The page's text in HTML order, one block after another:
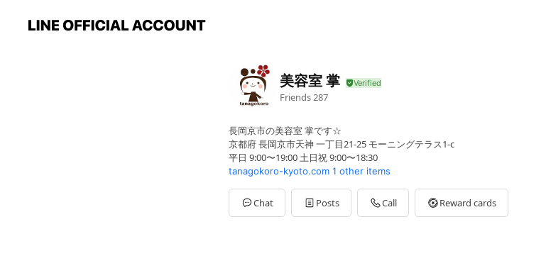
美容室 掌
Friends 287
長岡京市の美容室 掌です☆
京都府 長岡京市天神 一丁目21-25 モーニングテラス1-c
平日 9:00〜19:00 土日祝 9:00〜18:30
tanagokoro-kyoto.com 1 other items
Chat Posts Call Reward cards